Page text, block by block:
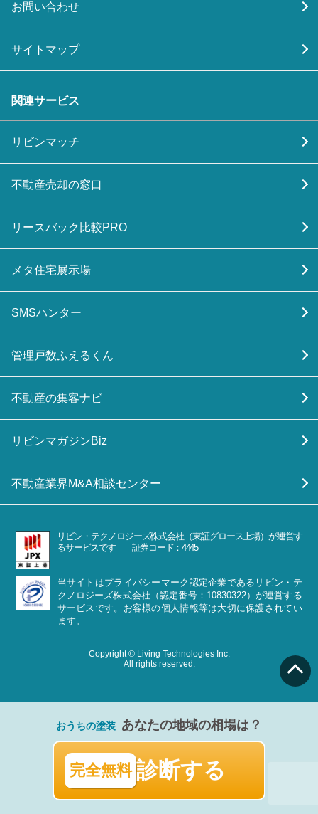
お問い合わせ
サイトマップ
関連サービス
リビンマッチ
不動産売却の窓口
リースバック比較PRO
メタ住宅展示場
SMSハンター
管理戸数ふえるくん
不動産の集客ナビ
リビンマガジンBiz
不動産業界M&A相談センター
リビン・テクノロジーズ株式会社（東証グロース上場）が運営す
るサービスです 証券コード：4445
当サイトはプライバシーマーク認定企業であるリビン・テ
クノロジーズ株式会社（認定番号：10830322）が運営する
サービスです。お客様の個人情報等は大切に保護されてい
ます。
Copyright © Living Technologies Inc.
All rights reserved.
おうちの塗装 あなたの地域の相場は？
完全無料 診断する